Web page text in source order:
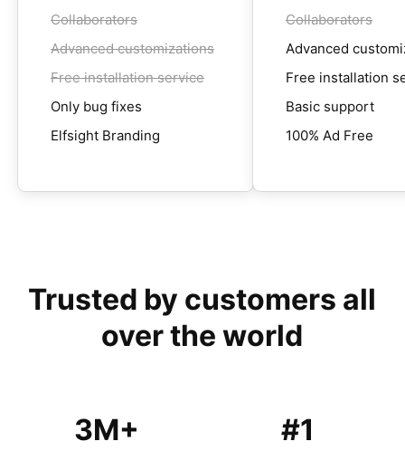
Collaborators
Advanced customizations
Free installation service
Only bug fixes
Elfsight Branding
Collaborators
Advanced
Free installation
Basic support
100% Ad Free
Trusted by customers all
over the world
3M+ #1